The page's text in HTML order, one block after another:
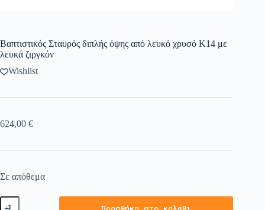
Βαπτιστικός Σταυρός διπλής όψης από λευκό χρυσό Κ14 με
λευκά ζιργκόν
Wishlist
624,00 €
Σε απόθεμα